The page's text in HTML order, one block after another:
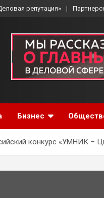
репутация»
Бизнес
конкурс «УМНИК –